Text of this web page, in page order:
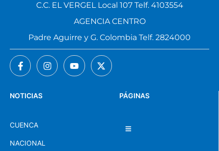
PÁGINAS
NOTICIAS
CUENCA
NACIONAL
C.C. EL VERGEL Local 107 Telf. 4103554
AGENCIA CENTRO
Padre Aguirre y G. Colombia Telf. 2824000